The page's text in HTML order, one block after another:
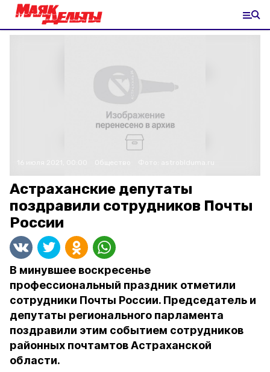
Астраханские депутаты
поздравили сотрудников Почты
России
В минувшее воскресенье
профессиональный праздник отметили
сотрудники Почты России. Председатель и
депутаты регионального парламента
поздравили этим событием сотрудников
районных почтамтов Астраханской
области.